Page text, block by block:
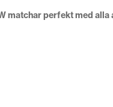
matchar perfekt med alla